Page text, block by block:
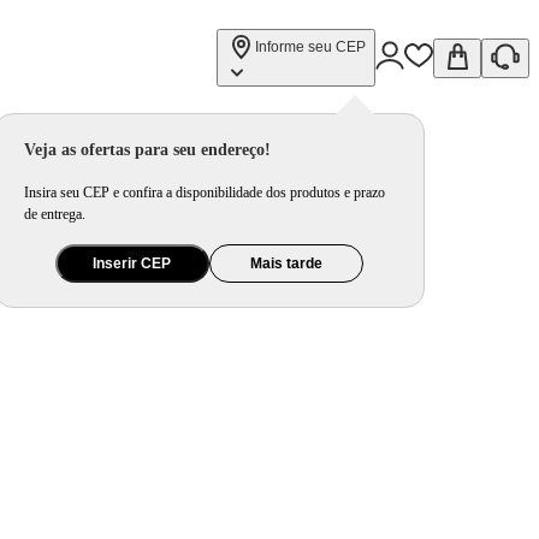
Informe seu CEP
Veja as ofertas para seu endereço!
Insira seu CEP e confira a disponibilidade dos produtos e prazo
de entrega.
Inserir CEP Mais tarde